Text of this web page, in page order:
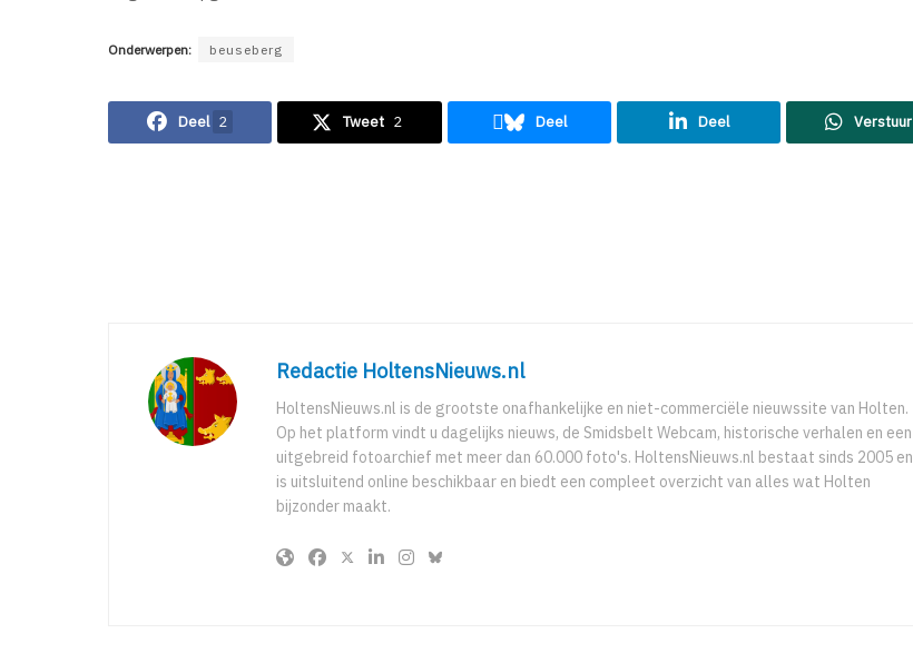
Onderwerpen: beuseberg
Deel 2 Tweet 2 Deel Deel Verstuur
Redactie HoltensNieuws.nl
HoltensNieuws.nl is de grootste onafhankelijke en niet-commerciële nieuwssite van Holten.
Op het platform vindt u dagelijks nieuws, de Smidsbelt Webcam, historische verhalen en een
uitgebreid fotoarchief met meer dan 60.000 foto's. HoltensNieuws.nl bestaat sinds 2005 en
is uitsluitend online beschikbaar en biedt een compleet overzicht van alles wat Holten
bijzonder maakt.